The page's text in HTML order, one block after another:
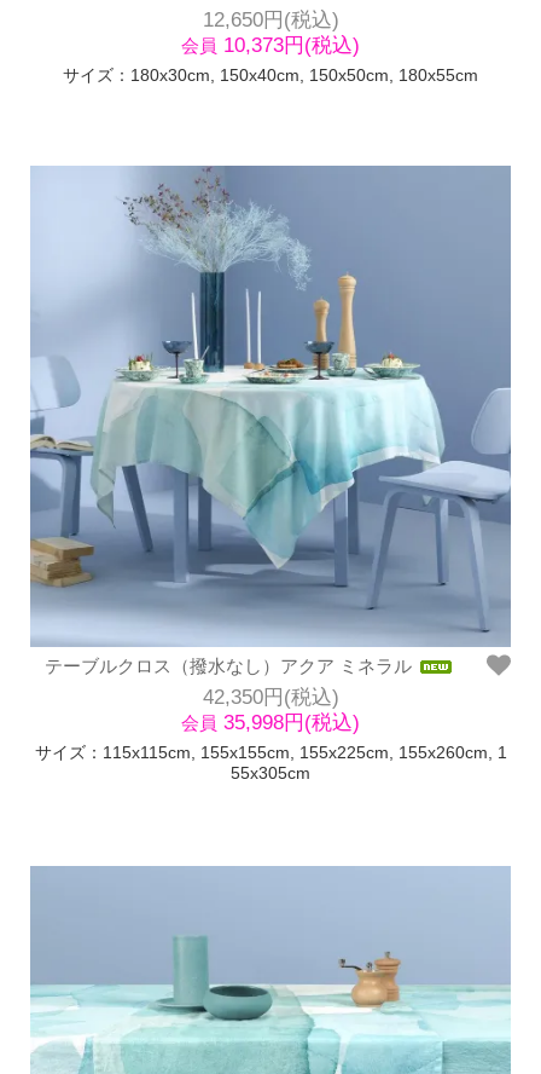
12,650円(税込)
会員 10,373円(税込)
サイズ：180x30cm, 150x40cm, 150x50cm, 180x55cm
テーブルクロス（撥水なし）アクア ミネラル
42,350円(税込)
会員 35,998円(税込)
サイズ：115x115cm, 155x155cm, 155x225cm, 155x260cm, 1
55x305cm